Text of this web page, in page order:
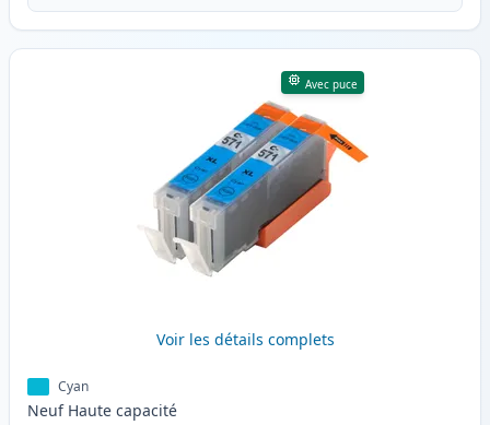
Avec puce
Voir les détails complets
Cyan
Neuf Haute capacité